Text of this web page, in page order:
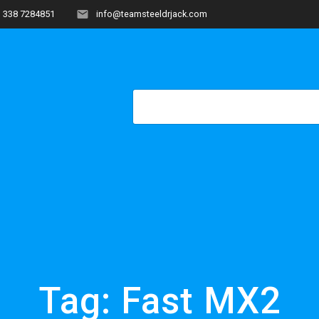
338 7284851 info@teamsteeldrjack.com
Tag: Fast MX2